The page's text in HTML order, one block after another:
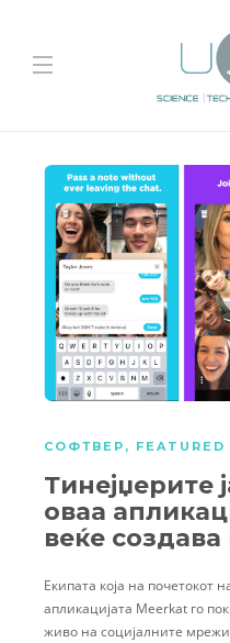
СОФТВЕР , FEATURED
Тинејџерите
оваа
веќе создава
Екипата која на почетокот
апликацијата Meerkat го
живо на социјалните